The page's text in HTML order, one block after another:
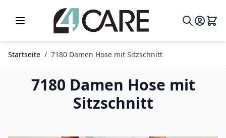
Zum Inhalt springen
Startseite / 7180 Damen Hose mit Sitzschnitt
7180 Damen Hose mit
Sitzschnitt